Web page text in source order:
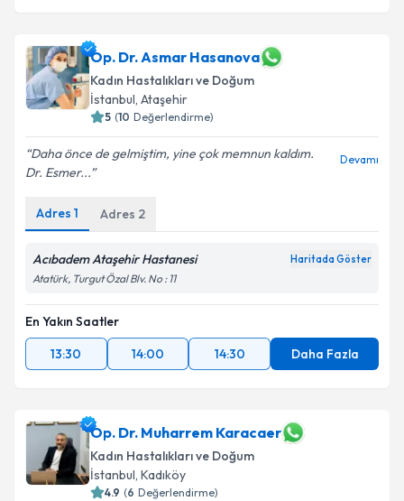
Op. Dr. Asmar Hasanova
Kadın Hastalıkları ve Doğum
İstanbul, Ataşehir
5 (10 Değerlendirme)
Daha önce de gelmiştim, yine çok memnun kaldım.
Dr. Esmer...
Devamı
Adres 1 Adres 2
Acıbadem Ataşehir Hastanesi Haritada Göster
Atatürk, Turgut Özal Blv. No : 11
En Yakın Saatler
13:30
14:00 14:30 Daha Fazla
Op. Dr. Muharrem Karacaer
Kadın Hastalıkları ve Doğum
İstanbul, Kadıköy
4.9 (6 Değerlendirme)